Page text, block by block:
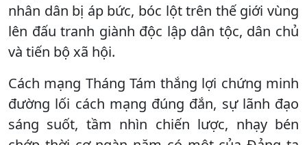
nhân dân bị áp bức, bóc lột trên thế giới vùng
lên đấu tranh giành độc lập dân tộc, dân chủ
và tiến bộ xã hội.
Cách mạng Tháng Tám thắng lợi chứng minh
đường lối cách mạng đúng đắn, sự lãnh đạo
sáng suốt, tầm nhìn chiến lược, nhạy bén